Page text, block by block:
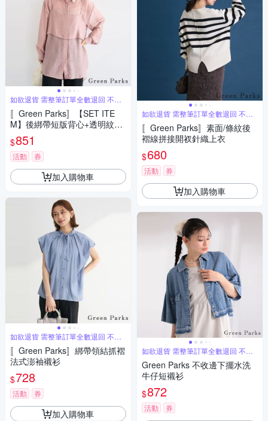
如欲退貨 需整筆訂單全數退回 不能
單退
〚Green Parks〛【SET ITE
M】後綁帶短版背心+透明紋理
長版襯衫
$851
活動 券
加入購物車
如欲退貨 需整筆訂單全數退回 不能
單退
〚Green Parks〛綁帶領結抓褶
法式澎袖襯衫
$728
活動 券
加入購物車
如欲退貨 需整筆訂單全數退回 不能
單退
〚Green Parks〛素面/條紋後
褶線拼接開衩針織上衣
$680
活動 券
加入購物車
如欲退貨 需整筆訂單全數退回 不能
單退
Green Parks 不收邊下擺水洗
牛仔短襯衫
$872
活動 券